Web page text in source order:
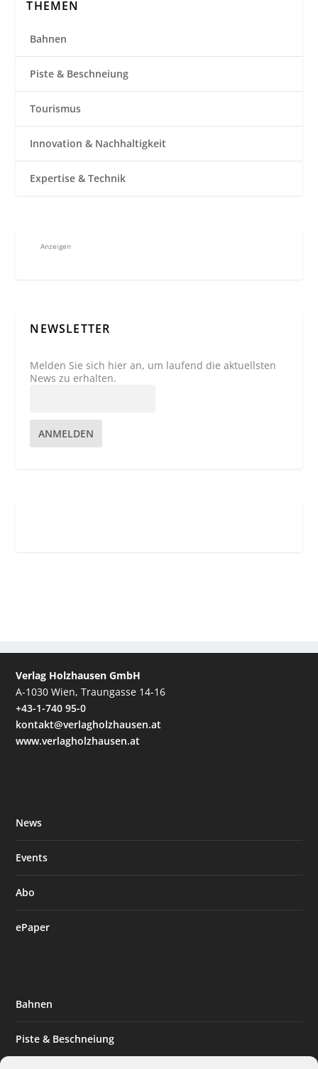
THEMEN
Bahnen
Piste & Beschneiung
Tourismus
Innovation & Nachhaltigkeit
Expertise & Technik
Anzeigen
NEWSLETTER
Melden Sie sich hier an, um laufend die aktuellsten
News zu erhalten.
ANMELDEN
Verlag Holzhausen GmbH
A-1030 Wien, Traungasse 14-16
+43-1-740 95-0
kontakt@verlagholzhausen.at
www.verlagholzhausen.at
News
Events
Abo
ePaper
Bahnen
Piste & Beschneiung